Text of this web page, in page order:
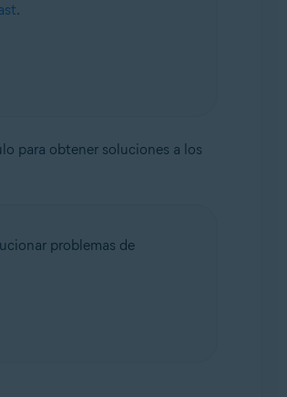
.
para obtener soluciones a los
problemas de